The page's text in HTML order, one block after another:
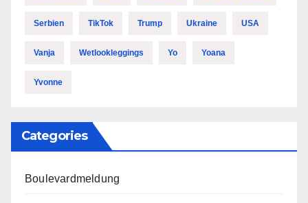
Serbien TikTok Trump Ukraine USA
Vanja Wetlookleggings Yo Yoana
Yvonne
Categories
Boulevardmeldung